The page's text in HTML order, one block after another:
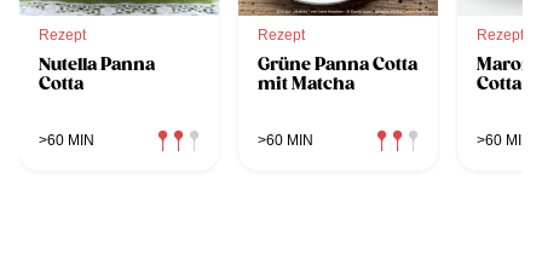
Rezept
Nutella Panna
Cotta
>60 MIN
Rezept
Grüne Panna Cotta
mit Matcha
>60 MIN
Rezept
Maroni
Cotta
>60 MIN